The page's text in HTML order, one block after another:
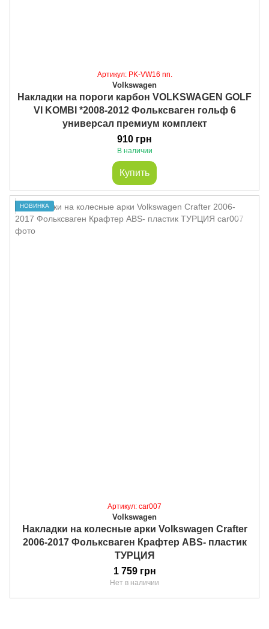
Артикул: PK-VW16 nn.
Volkswagen
Накладки на пороги карбон VOLKSWAGEN GOLF
VI KOMBI *2008-2012 Фольксваген гольф 6
универсал премиум комплект
910 грн
В наличии
Купить
НОВИНКА
Артикул: car007
Volkswagen
Накладки на колесные арки Volkswagen Crafter
2006-2017 Фольксваген Крафтер ABS- пластик
ТУРЦИЯ
1 759 грн
Нет в наличии